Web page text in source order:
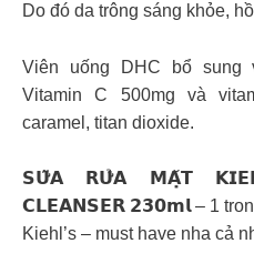
Do đó da trông sáng khỏe,
Viên uống DHC bổ
Vitamin C 500mg và
caramel, titan dioxide.
𝗦𝗨̛̃𝗔 𝗥𝗨̛̉𝗔 𝗠𝗔̣̆𝗧
𝗖𝗟𝗘𝗔𝗡𝗦𝗘𝗥 𝟮𝟯𝟬𝗺𝗹 – 1
Kiehl’s – must have nha cả